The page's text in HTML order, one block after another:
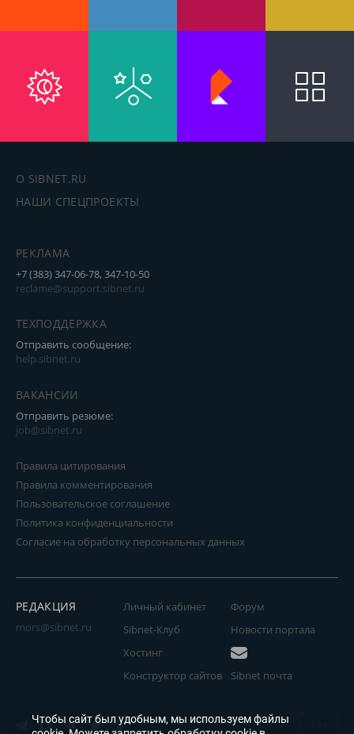
О SIBNET.RU
НАШИ СПЕЦПРОЕКТЫ
РЕКЛАМА
+7 (383) 347-06-78, 347-10-50
reclame@support.sibnet.ru
ТЕХПОДДЕРЖКА
Отправить сообщение:
help.sibnet.ru
ВАКАНСИИ
Отправить резюме:
job@sibnet.ru
Правила цитирования
Правила комментирования
Пользовательское соглашение
Политика конфиденциальности
Согласие на обработку персональных данных
РЕДАКЦИЯ
mors@sibnet.ru
Личный кабинет
Sibnet-Клуб
Форум
Новости портала
Хостинг
Конструктор сайтов
Sibnet почта
Чтобы сайт был удобным, мы используем файлы